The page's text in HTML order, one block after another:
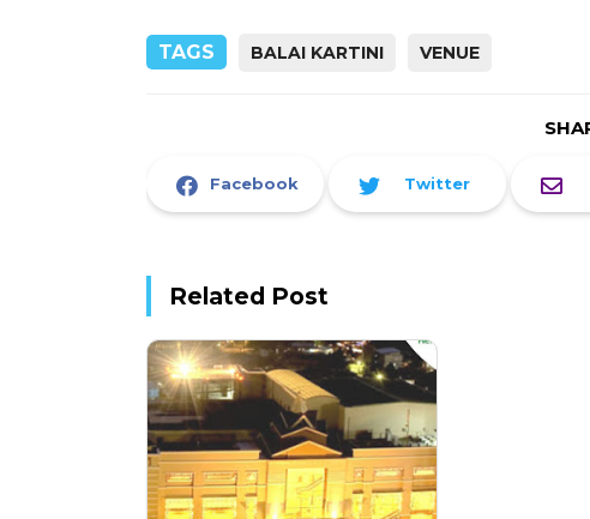
TAGS BALAI KARTINI VENUE
Facebook Twitter
Related Post